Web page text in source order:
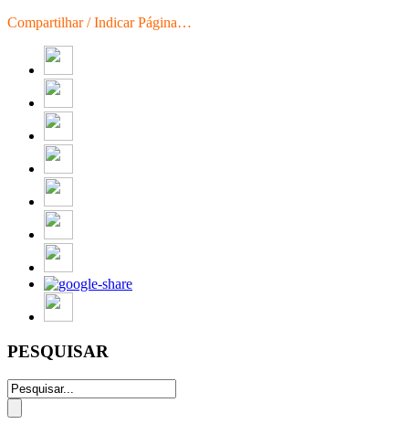
Compartilhar / Indicar Página…
PESQUISAR